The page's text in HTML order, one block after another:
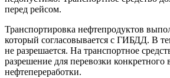
перед рейсом.
Транспортировка нефтепродуктов
который согласовывается с ГИБДД. В
не разрешается. На транспортное
разрешение для перевозки конкретного
нефтепереработки.